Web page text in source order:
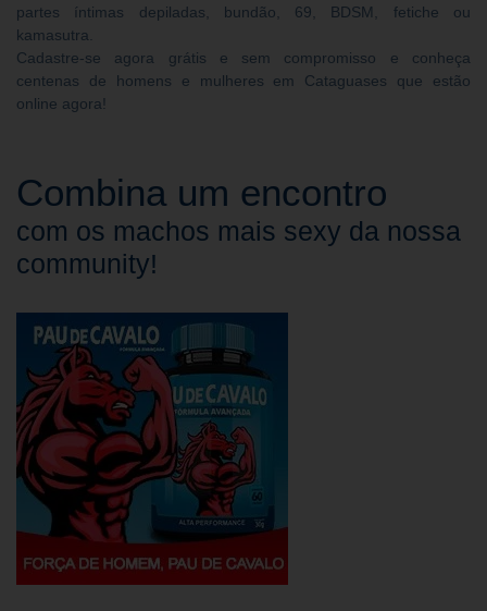
partes íntimas depiladas, bundão, 69, BDSM, fetiche ou
kamasutra.
Cadastre-se agora grátis e sem compromisso e conheça
centenas de homens e mulheres em Cataguases que estão
online agora!
Combina um encontro
com os machos mais sexy da nossa
community!